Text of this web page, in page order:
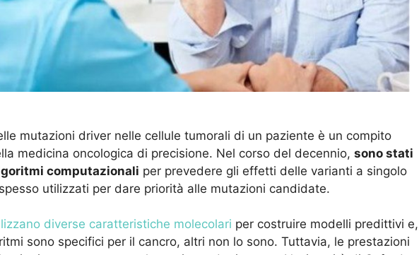
mutazioni driver nelle cellule tumorali di un paziente è un compito
medicina oncologica di precisione. Nel corso del decennio, sono stati
computazionali per prevedere gli effetti delle varianti a singolo
utilizzati per dare priorità alle mutazioni candidate.
diverse caratteristiche molecolari per costruire modelli predittivi e,
sono specifici per il cancro, altri non lo sono. Tuttavia, le prestazioni